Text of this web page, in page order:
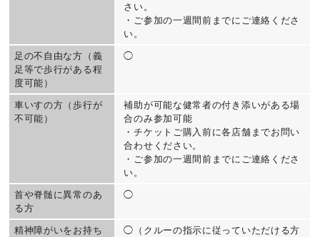
さい。
・ご参加の一週間前までにご連絡くださ
い。
足の不自由な方（義
足等で歩行がある程
度可能）
◯
車いすの方（歩行が
不可能）
補助が可能な健常者の付き添いがある場
合のみ参加可能
・チケットご購入前に各店舗までお問い
合わせください。
・ご参加の一週間前までにご連絡くださ
い。
首や脊髄に異常のあ
る方
◯
精神障がいをお持ち
◯（クルーの指示に従っていただける方